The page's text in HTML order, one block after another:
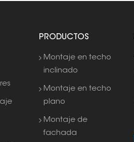
PRODUCTOS
Montaje en techo
inclinado
Montaje en techo
plano
Montaje de
fachada